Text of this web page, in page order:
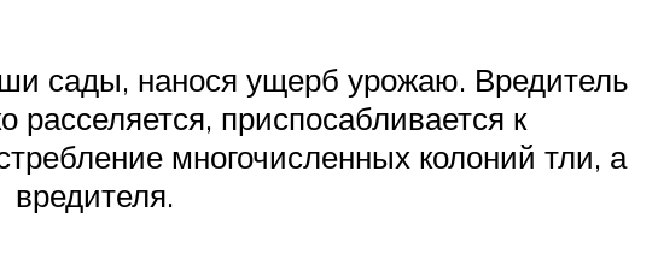
сады, нанося ущерб урожаю. Вредитель
приспосабливается к
многочисленных колоний тли, а
вредителя.